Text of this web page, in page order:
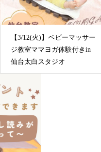
【3/12(火)】ベビーマッサー
ジ教室ママヨガ体験付きin
仙台太白スタジオ